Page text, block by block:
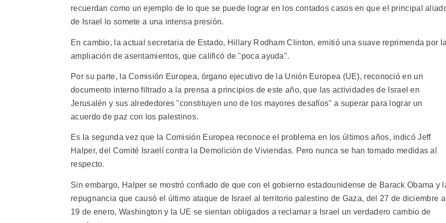
recuerdan como un ejemplo de lo que se puede lograr en los contados casos en que el principal
de Israel lo somete a una intensa presión.
En cambio, la actual secretaria de Estado, Hillary Rodham Clinton, emitió una suave reprimenda por la
ampliación de asentamientos, que calificó de "poca ayuda".
Por su parte, la Comisión Europea, órgano ejecutivo de la Unión Europea (UE), reconoció en un
documento interno filtrado a la prensa a principios de este año, que las actividades de Israel en
Jerusalén y sus alrededores "constituyen uno de los mayores desafíos" a superar para lograr un
acuerdo de paz con los palestinos.
Es la segunda vez que la Comisión Europea reconoce el problema en los últimos años, indicó Jeff
Halper, del Comité Israelí contra la Demolición de Viviendas. Pero nunca se han tomado medidas al
respecto.
Sin embargo, Halper se mostró confiado de que con el gobierno estadounidense de Barack Obama y
repugnancia que causó el último ataque de Israel al territorio palestino de Gaza, del 27 de diciembre al
19 de enero, Washington y la UE se sientan obligados a reclamar a Israel un verdadero cambio de